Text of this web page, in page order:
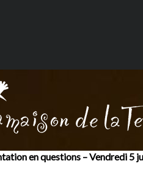
en questions – Vendredi 5